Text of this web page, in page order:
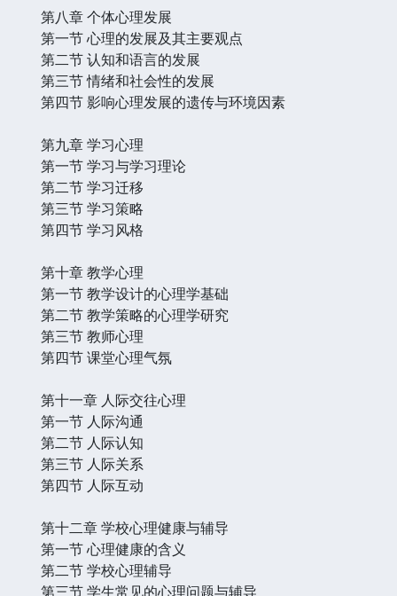
第八章 个体心理发展
第一节 心理的发展及其主要观点
第二节 认知和语言的发展
第三节 情绪和社会性的发展
第四节 影响心理发展的遗传与环境因素
第九章 学习心理
第一节 学习与学习理论
第二节 学习迁移
第三节 学习策略
第四节 学习风格
第十章 教学心理
第一节 教学设计的心理学基础
第二节 教学策略的心理学研究
第三节 教师心理
第四节 课堂心理气氛
第十一章 人际交往心理
第一节 人际沟通
第二节 人际认知
第三节 人际关系
第四节 人际互动
第十二章 学校心理健康与辅导
第一节 心理健康的含义
第二节 学校心理辅导
第三节 学生常见的心理问题与辅导